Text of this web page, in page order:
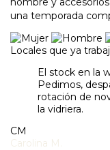
una temporada
Locales que ya
El stock en la
Pedimos,
rotación de
la vidriera.
CM
Carolina M.